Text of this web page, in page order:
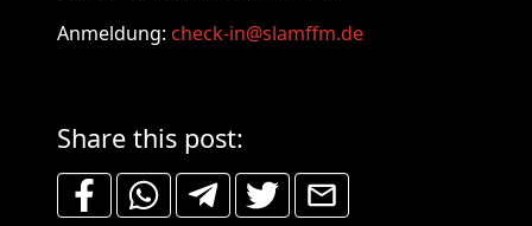
Anmeldung: check-in@slamffm.de
Share this post: